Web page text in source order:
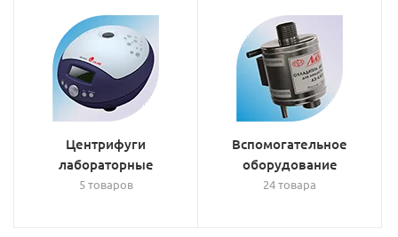
Центрифуги
лабораторные
5 товаров
Вспомогательное
оборудование
24 товара